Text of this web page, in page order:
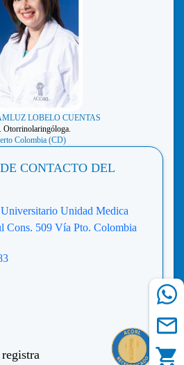
LOBELO CUENTAS
Otorrinolaringóloga.
Colombia (CD)
CONTACTO DEL
Unidad Medica
Cons. 509 Vía Pto. Colombia